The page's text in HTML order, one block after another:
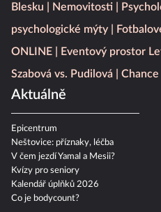
Blesku
Nemovitosti
psychologické mýty
ONLINE
Eventový prostor
Szabová vs. Pudilová
Aktuálně
Epicentrum
Neštovice: příznaky, léčba
V čem jezdí Yamal a Mesii?
Kvízy pro seniory
Kalendář úplňků 2026
Co je bodycount?